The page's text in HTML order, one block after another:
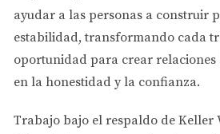
Conclusión:
Invertir en Miami es la forma más
diversificar. No se trata de mudar
Estados Unidos, se trata de cruzar
emergencia familiar indestructible.
ayudar a las personas a construir
estabilidad, transformando cada
oportunidad para crear relaciones
en la honestidad y la confianza.
Trabajo bajo el respaldo de Keller